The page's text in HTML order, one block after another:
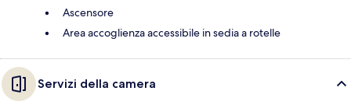
Ascensore
Area accoglienza accessibile in sedia a rotelle
Servizi della camera